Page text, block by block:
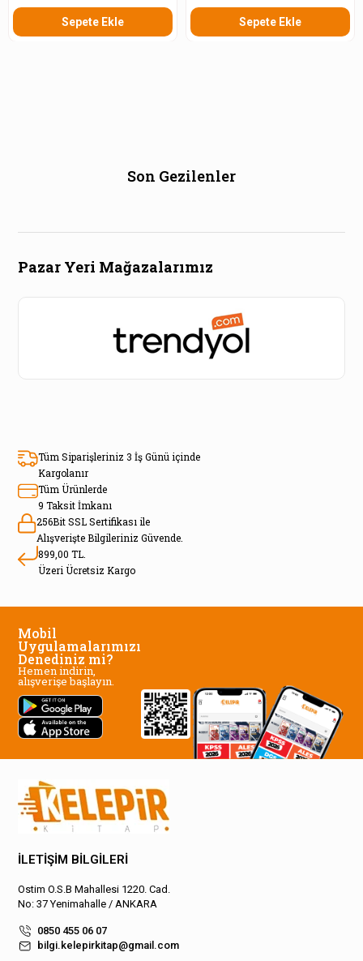
Sepete Ekle Sepete Ekle
Son Gezilenler
Pazar Yeri Mağazalarımız
Tüm Siparişleriniz 3 İş Günü içinde
Kargolanır
Tüm Ürünlerde
9 Taksit İmkanı
256Bit SSL Sertifikası ile
Alışverişte Bilgileriniz Güvende.
899,00 TL.
Üzeri Ücretsiz Kargo
Mobil
Uygulamalarımızı
Denediniz mi?
Hemen indirin,
alışverişe başlayın.
İLETİŞİM BİLGİLERİ
Ostim O.S.B Mahallesi 1220. Cad.
No: 37 Yenimahalle / ANKARA
0850 455 06 07
bilgi.kelepirkitap@gmail.com